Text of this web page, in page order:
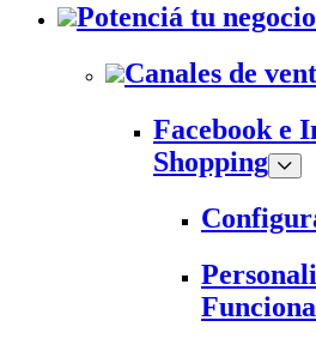
Potenciá tu negocio
Canales de
Facebook e
Shopping